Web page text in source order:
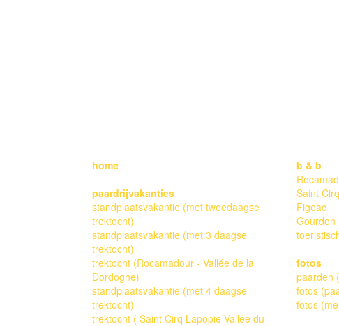
home
paardrijvakanties
standplaatsvakantie (met tweedaagse
trektocht)
standplaatsvakantie (met 3 daagse
trektocht)
trektocht (Rocamadour - Vallée de la
Dordogne)
standplaatsvakantie (met 4 daagse
trektocht)
trektocht ( Saint Cirq Lapopie Vallée du
b & b
Saint
Figeac
Gourdon
fotos
paarden
fotos
fotos